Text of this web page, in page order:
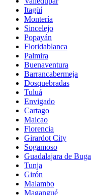
Itagüí
Montería
Sincelejo
Popayán
Floridablanca
Palmira
Buenaventura
Barrancabermeja
Dosquebradas
Tuluá
Envigado
Cartago
Maicao
Florencia
Girardot City
Sogamoso
Guadalajara de Buga
Tunja
Girón
Malambo
Magangué